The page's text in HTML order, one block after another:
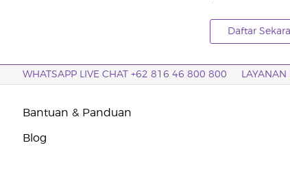
Daftar
WHATSAPP LIVE CHAT +62 816 46 800 800 LAYANAN
Bantuan & Panduan
Blog